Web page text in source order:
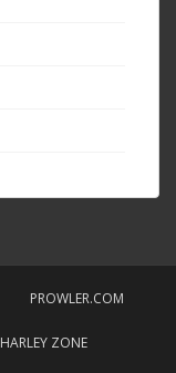
PROWLER.COM
HARLEY ZONE